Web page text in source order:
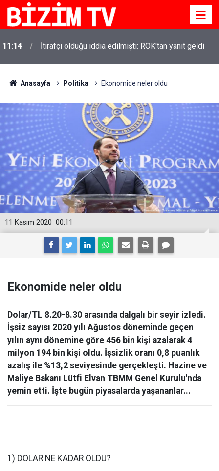
11:14 İtirafçı olduğu iddia edilmişti: ROK'tan yanıt geldi
Anasayfa Politika Ekonomide neler oldu
00:11
11 Kasım 2020
Ekonomide neler oldu
Dolar/TL 8.20-8.30 arasında dalgalı bir seyir izledi.
İşsiz sayısı 2020 yılı Ağustos döneminde geçen
yılın aynı dönemine göre 456 bin kişi azalarak 4
milyon 194 bin kişi oldu. İşsizlik oranı 0,8 puanlık
azalış ile %13,2 seviyesinde gerçekleşti. Hazine ve
Maliye Bakanı Lütfi Elvan TBMM Genel Kurulu'nda
yemin etti. İşte bugün piyasalarda yaşananlar...
1) DOLAR NE KADAR OLDU?